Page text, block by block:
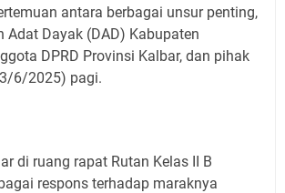
antara berbagai unsur penting,
Adat Dayak (DAD) Kabupaten
DPRD Provinsi Kalbar, dan pihak
6/2025) pagi.
di ruang rapat Rutan Kelas II B
respons terhadap maraknya